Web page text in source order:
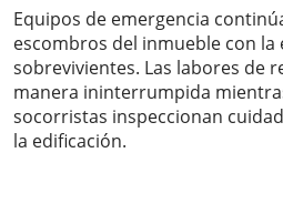
Equipos de emergencia
escombros del inmueble con
sobrevivientes. Las labores de
manera ininterrumpida
socorristas inspeccionan
la edificación.